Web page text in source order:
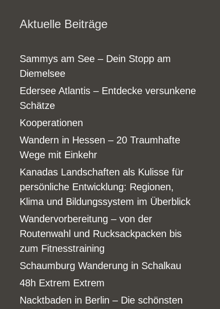
Aktuelle Beiträge
Sammys am See – Dein Stopp am
Diemelsee
Edersee Atlantis – Entdecke versunkene
Schätze
Kooperationen
Wandern in Hessen – 20 Traumhafte
Wege mit Einkehr
Kanadas Landschaften als Kulisse für
persönliche Entwicklung: Regionen,
Klima und Bildungssystem im Überblick
Wandervorbereitung – von der
Routenwahl und Rucksackpacken bis
zum Fitnesstraining
Schaumburg Wanderung in Schalkau
48h Extrem Extrem
Nacktbaden in Berlin – Die schönsten